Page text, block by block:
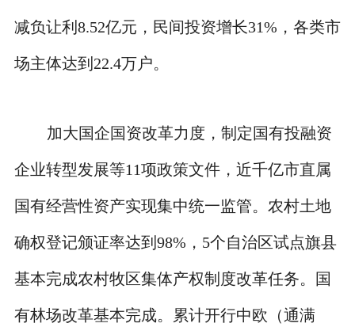
减负让利8.52亿元，民间投资增长31%，各类市
场主体达到22.4万户。
加大国企国资改革力度，制定国有投融资
企业转型发展等11项政策文件，近千亿市直属
国有经营性资产实现集中统一监管。农村土地
确权登记颁证率达到98%，5个自治区试点旗县
基本完成农村牧区集体产权制度改革任务。国
有林场改革基本完成。累计开行中欧（通满